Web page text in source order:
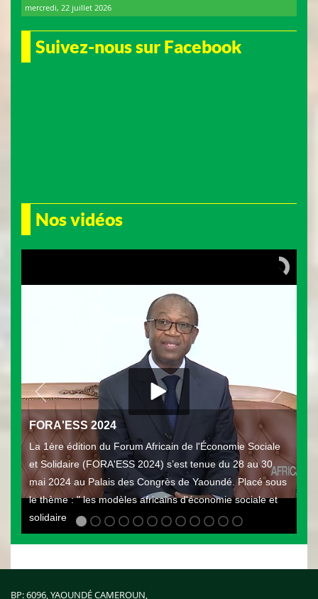
mercredi, 22 juillet 2026
Suivez-nous sur Facebook
Nos vidéos
FORA'ESS 2024
La 1ère édition du Forum Africain de l'Économie Sociale
et Solidaire (FORA'ESS 2024) s’est tenue du 28 au 30
mai 2024 au Palais des Congrès de Yaoundé. Placé sous
le thème : " les modèles africains d'économie sociale et
solidaire
BP: 6096, YAOUNDÉ CAMEROUN,